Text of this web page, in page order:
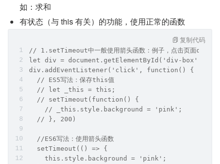
如：求和
有状态（与 this 有关）的功能，使用正常的函数
// 1.setTimeout中一般使用箭头函数：例子，点击页面div，
let div = document.getElementById('div-box');
div.addEventListener('click', function() {
  // ES5写法：保存this值
  // let _this = this;
  // setTimeout(function() {
    // _this.style.background = 'pink';
  // }, 200)
  //ES6写法：使用箭头函数
  setTimeout(() => {
    this.style.background = 'pink';
复制代码